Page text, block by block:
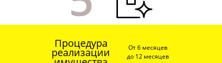
Процедура
реализации
От 6 месяцев
до 12 месяцев